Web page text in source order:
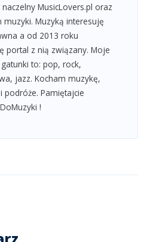
MusicLovers.pl oraz
muzyki. Muzyką interesuję
a od 2013 roku
portal z nią związany. Moje
to: pop, rock,
jazz. Kocham muzykę,
podróże. Pamiętajcie
!